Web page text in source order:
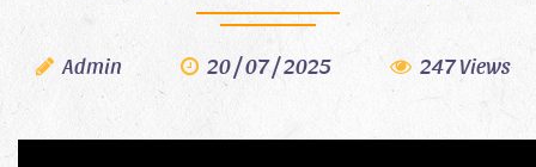
Admin 20 / 07 / 2025 247 Views